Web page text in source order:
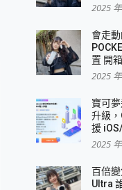
2025
會走動
置 開
2025
寶可
升級
援
2025
百倍
Ultra